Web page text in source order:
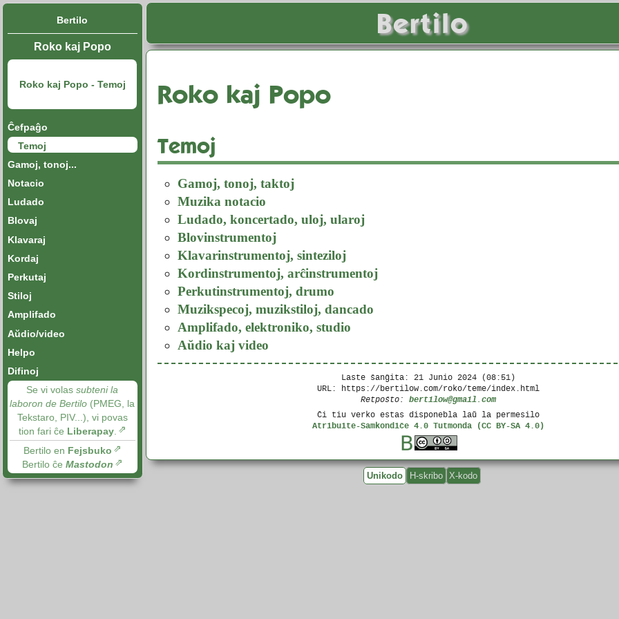
Bertilo
Bertilo
Roko kaj Popo
Roko kaj Popo - Temoj
Ĉefpaĝo
Temoj
Gamoj, tonoj...
Notacio
Ludado
Blovaj
Klavaraj
Kordaj
Perkutaj
Stiloj
Amplifado
Aŭdio/video
Helpo
Difinoj
Se vi volassubteni la
laboron de Bertilo (PMEG, la
Tekstaro, PIV...), vi povas
tion fari ĉe Liberapay
Bertilo en Fejsbuko
Bertilo ĉeMastodon
Roko kaj Popo
Temoj
Gamoj, tonoj, taktoj
Muzika notacio
Ludado, koncertado, uloj, ularoj
Blovinstrumentoj
Klavarinstrumentoj, sinteziloj
Kordinstrumentoj, arĉinstrumentoj
Perkutinstrumentoj, drumo
Muzikspecoj, muzikstiloj, dancado
Amplifado, elektroniko, studio
Aŭdio kaj video
Laste ŝanĝita: 21 Junio 2024 (08:51)
URL: https://bertilow.com/roko/teme/index.html
Retpoŝto: bertilow@gmail.com
Ĉi tiu verko estas disponebla laŭ la permesilo
Atribuite-Samkondiĉe 4.0 Tutmonda (CC BY-SA 4.0)
Unikodo H-skribo X-kodo